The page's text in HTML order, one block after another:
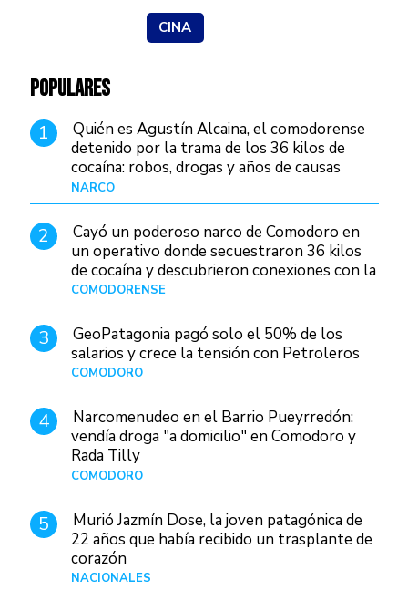
CINA
POPULARES
1
Quién es Agustín Alcaina, el comodorense
detenido por la trama de los 36 kilos de
cocaína: robos, drogas y años de causas
judiciales
NARCO
2
Cayó un poderoso narco de Comodoro en
un operativo donde secuestraron 36 kilos
de cocaína y descubrieron conexiones con la
Patagonia
COMODORENSE
3
GeoPatagonia pagó solo el 50% de los
salarios y crece la tensión con Petroleros
COMODORO
4
Narcomenudeo en el Barrio Pueyrredón:
vendía droga "a domicilio" en Comodoro y
Rada Tilly
COMODORO
5
Murió Jazmín Dose, la joven patagónica de
22 años que había recibido un trasplante de
corazón
NACIONALES